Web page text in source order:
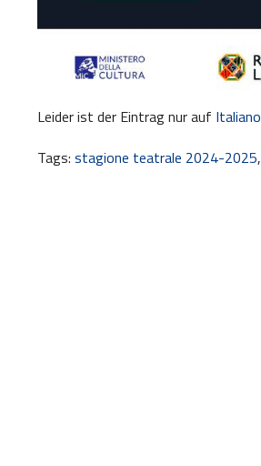
Leider ist der Eintrag nur auf Italiano
Tags: stagione teatrale 2024-2025,